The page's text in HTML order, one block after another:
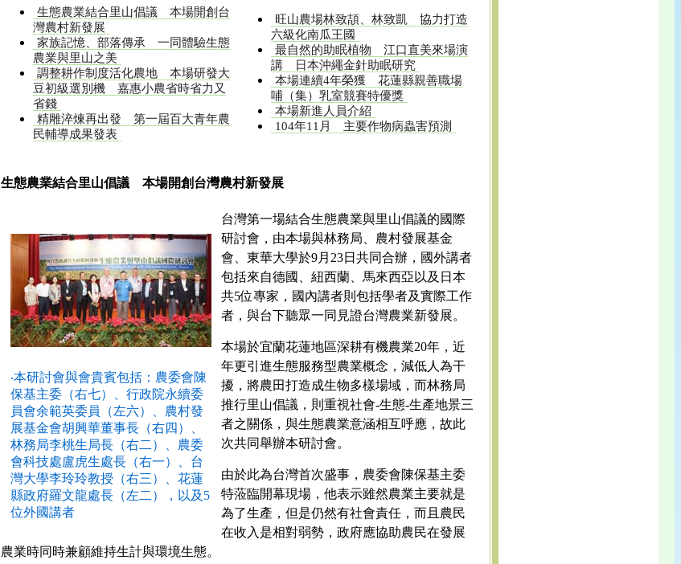
生態農業結合里山倡議 本場開創台
灣農村新發展
家族記憶、部落傳承 一同體驗生態
農業與里山之美
調整耕作制度活化農地 本場研發大
豆初級選別機 嘉惠小農省時省力又
省錢
精雕淬煉再出發 第一屆百大青年農
民輔導成果發表
旺山農場林致頡、林致凱 協力打造
六級化南瓜王國
最自然的助眠植物 江口直美來場演
講 日本沖繩金針助眠研究
本場連續4年榮獲 花蓮縣親善職場
哺（集）乳室競賽特優獎
本場新進人員介紹
104年11月 主要作物病蟲害預測
生態農業結合里山倡議 本場開創台灣農村新發展
‧本研討會與會貴賓包括：農委會陳
保基主委（右七）、行政院永續委
員會余範英委員（左六）、農村發
展基金會胡興華董事長（右四）、
林務局李桃生局長（右二）、農委
會科技處盧虎生處長（右一）、台
灣大學李玲玲教授（右三）、花蓮
縣政府羅文龍處長（左二），以及5
位外國講者
台灣第一場結合生態農業與里山倡議的國際
研討會，由本場與林務局、農村發展基金
會、東華大學於9月23日共同合辦，國外講者
包括來自德國、紐西蘭、馬來西亞以及日本
共5位專家，國內講者則包括學者及實際工作
者，與台下聽眾一同見證台灣農業新發展。
本場於宜蘭花蓮地區深耕有機農業20年，近
年更引進生態服務型農業概念，減低人為干
擾，將農田打造成生物多樣場域，而林務局
推行里山倡議，則重視社會-生態-生產地景三
者之關係，與生態農業意涵相互呼應，故此
次共同舉辦本研討會。
由於此為台灣首次盛事，農委會陳保基主委
特蒞臨開幕現場，他表示雖然農業主要就是
為了生產，但是仍然有社會責任，而且農民
在收入是相對弱勢，政府應協助農民在發展
農業時同時兼顧維持生計與環境生態。